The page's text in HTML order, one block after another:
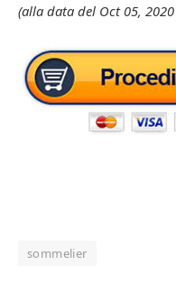
(alla data del Oct 05, 2020
sommelier